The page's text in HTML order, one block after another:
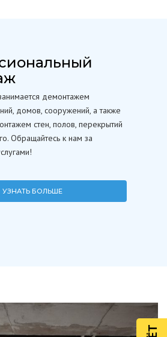
демонтажем
домов, сооружений, а также
стен, полов, перекрытий
Обращайтесь к нам за
УЗНАТЬ БОЛЬШЕ